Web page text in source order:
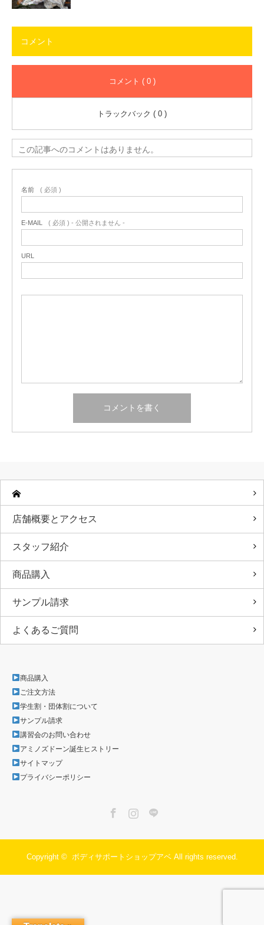
コメント
コメント ( 0 )
トラックバック ( 0 )
この記事へのコメントはありません。
名前 ( 必須 )
E-MAIL ( 必須 ) - 公開されません -
URL
店舗概要とアクセス
スタッフ紹介
商品購入
サンプル請求
よくあるご質問
商品購入
ご注文方法
学生割・団体割について
サンプル請求
講習会のお問い合わせ
アミノズドーン誕生ヒストリー
サイトマップ
プライバシーポリシー
Copyright © ボディサポートショップアベAll rights reserved.